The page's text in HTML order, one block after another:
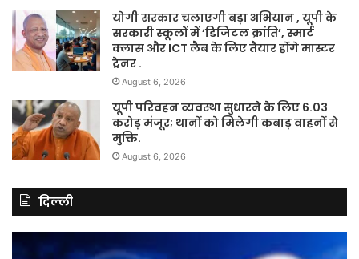
योगी सरकार चलाएगी बड़ा अभियान , यूपी के
सरकारी स्कूलों में ‘डिजिटल क्रांति’, स्मार्ट
क्लास और ICT लैब के लिए तैयार होंगे मास्टर
ट्रेनर .
August 6, 2026
यूपी परिवहन व्यवस्था सुधारने के लिए 6.03
करोड़ मंजूर; थानों को मिलेगी कबाड़ वाहनों से
मुक्ति.
August 6, 2026
दिल्ली